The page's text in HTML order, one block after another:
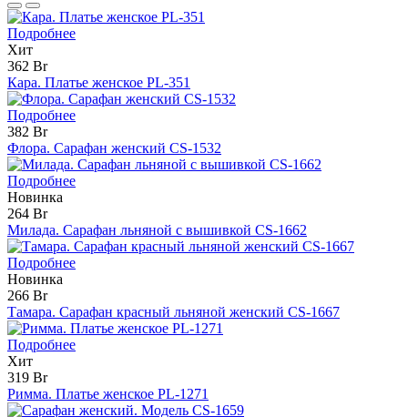
Подробнее
Хит
362 Br
Кара. Платье женское PL-351
Подробнее
382 Br
Флора. Сарафан женский CS-1532
Подробнее
Новинка
264 Br
Милада. Сарафан льняной с вышивкой CS-1662
Подробнее
Новинка
266 Br
Тамара. Сарафан красный льняной женский CS-1667
Подробнее
Хит
319 Br
Римма. Платье женское PL-1271